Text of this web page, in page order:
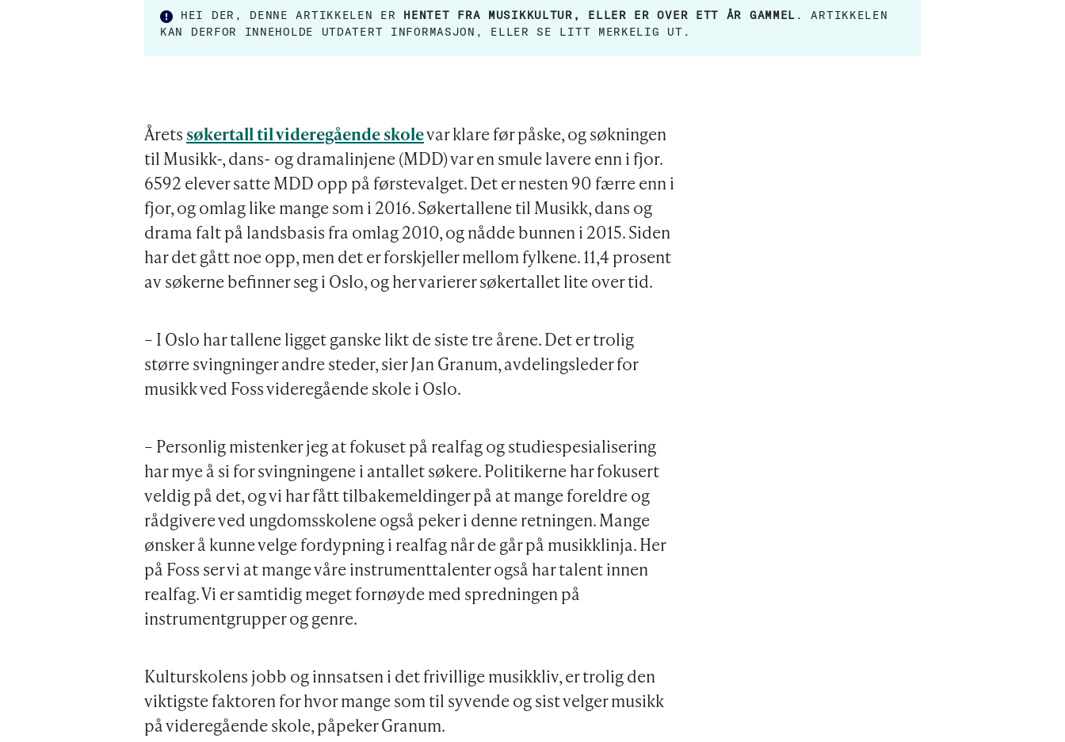
HEI DER, DENNE ARTIKKELEN ER HENTET FRA MUSIKKULTUR, ELLER ER OVER ETT ÅR GAMMEL . ARTIKKELEN
KAN DERFOR INNEHOLDE UTDATERT INFORMASJON, ELLER SE LITT MERKELIG UT.
Årets søkertall til videregående skolevar klare før påske, og søkningen
til Musikk-, dans- og dramalinjene (MDD) var en smule lavere enn i fjor.
6592 elever satte MDD opp på førstevalget. Det er nesten 90 færre enn i
fjor, og omlag like mange som i 2016. Søkertallene til Musikk, dans og
drama falt på landsbasis fra omlag 2010, og nådde bunnen i 2015. Siden
har det gått noe opp, men det er forskjeller mellom fylkene. 11,4 prosent
av søkerne befinner seg i Oslo, og her varierer søkertallet lite over tid.
– I Oslo har tallene ligget ganske likt de siste tre årene. Det er trolig
større svingninger andre steder, sier Jan Granum, avdelingsleder for
musikk ved Foss videregående skole i Oslo.
– Personlig mistenker jeg at fokuset på realfag og studiespesialisering
har mye å si for svingningene i antallet søkere. Politikerne har fokusert
veldig på det, og vi har fått tilbakemeldinger på at mange foreldre og
rådgivere ved ungdomsskolene også peker i denne retningen. Mange
ønsker å kunne velge fordypning i realfag når de går på musikklinja. Her
på Foss ser vi at mange våre instrumenttalenter også har talent innen
realfag. Vi er samtidig meget fornøyde med spredningen på
instrumentgrupper og genre.
Kulturskolens jobb og innsatsen i det frivillige musikkliv, er trolig den
viktigste faktoren for hvor mange som til syvende og sist velger musikk
på videregående skole, påpeker Granum.